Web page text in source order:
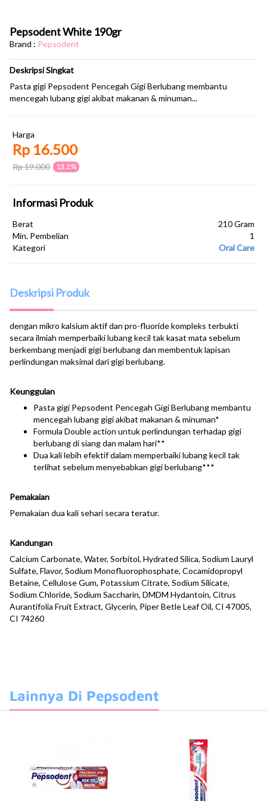
Pepsodent White 190gr
Brand : Pepsodent
Deskripsi Singkat
Pasta gigi Pepsodent Pencegah Gigi Berlubang membantu
mencegah lubang gigi akibat makanan & minuman...
Harga
Rp 16.500
Rp 19.000 13.2%
Informasi Produk
Berat
210 Gram
Min. Pembelian
1
Kategori
Oral Care
Deskripsi Produk
dengan mikro kalsium aktif dan pro-fluoride kompleks terbukti
secara ilmiah memperbaiki lubang kecil tak kasat mata sebelum
berkembang menjadi gigi berlubang dan membentuk lapisan
perlindungan maksimal dari gigi berlubang.
Keunggulan
Pasta gigi Pepsodent Pencegah Gigi Berlubang membantu
mencegah lubang gigi akibat makanan & minuman*
Formula Double action untuk perlindungan terhadap gigi
berlubang di siang dan malam hari**
Dua kali lebih efektif dalam memperbaiki lubang kecil tak
terlihat sebelum menyebabkan gigi berlubang***
Pemakaian
Pemakaian dua kali sehari secara teratur.
Kandungan
Calcium Carbonate, Water, Sorbitol, Hydrated Silica, Sodium Lauryl
Sulfate, Flavor, Sodium Monofluorophosphate, Cocamidopropyl
Betaine, Cellulose Gum, Potassium Citrate, Sodium Silicate,
Sodium Chloride, Sodium Saccharin, DMDM Hydantoin, Citrus
Aurantifolia Fruit Extract, Glycerin, Piper Betle Leaf Oil, CI 47005,
CI 74260
Lainnya Di Pepsodent